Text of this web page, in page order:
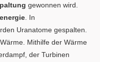
gewonnen wird.
. In
Uranatome gespalten.
Mithilfe der Wärme
der Turbinen